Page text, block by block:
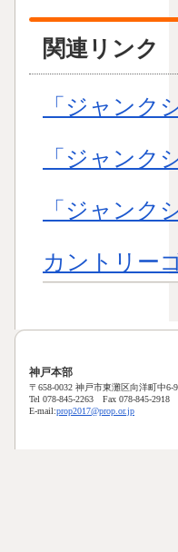
関連リンク
「ジャンク
「ジャンク
「ジャンク
カントリー
神戸本部
〒658-0032 神戸市東灘区向洋町中
Tel 078-845-2263 Fax 078-845-2918
E-mail:prop2017@prop.or.jp